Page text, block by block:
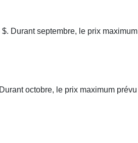
Durant septembre, le prix maximum
octobre, le prix maximum prévu